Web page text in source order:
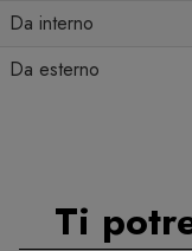
Da interno
Da esterno
Ti